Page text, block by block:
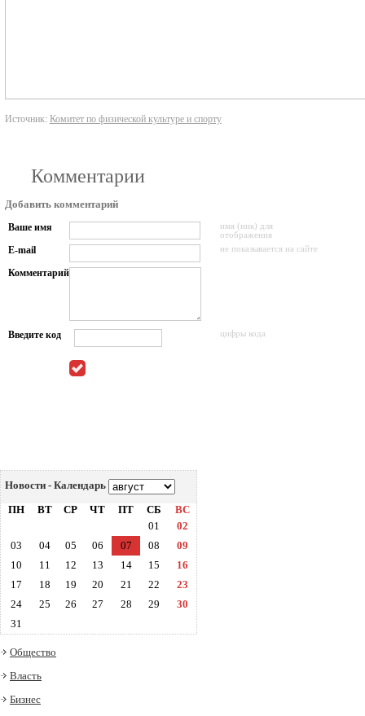
Источник: Комитет по физической культуре и спорту
Комментарии
Добавить комментарий
Ваше имя
имя (ник) для
отображения
E-mail не показывается на сайте
Комментарий
Введите код цифры кода
Новости - Календарь
ПН
ВТ СР ЧТ ПТ СБ
ВС
01
02
03
04 05 06 07 08
09
10
11 12 13 14 15
16
17
18 19 20 21 22
23
24
25 26 27 28 29
30
31
Общество
Власть
Бизнес